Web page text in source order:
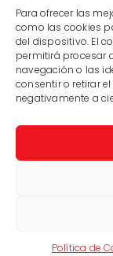
Para ofrecer las
como las cookies
del dispositivo. El
permitirá procesar
navegación o las
consentir o retirar
negativamente a
Política de
un traje de
clara: con el
Generalmente
son el
opción que te
que aporta un
aporta mucha
El cinturón
Por último
traje de este
recurras a
los zapatos